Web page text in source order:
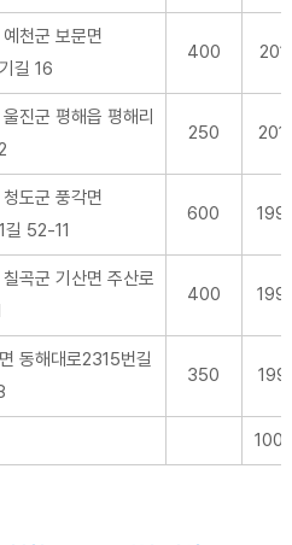
천군 보문면
길 16
400
진군 평해읍 평해리
250
도군 풍각면
길 52-11
600
곡군 기산면 주산로
400
동해대로2315번길
350